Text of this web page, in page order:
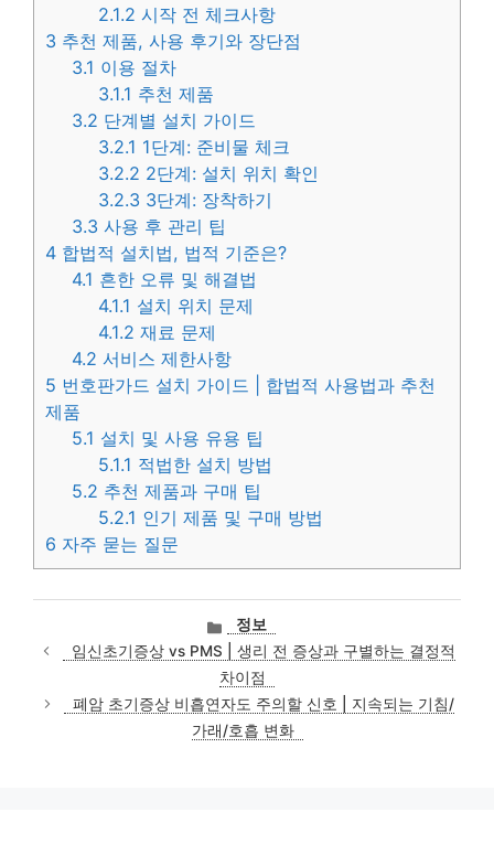
2.1.2 시작 전 체크사항
3 추천 제품, 사용 후기와 장단점
3.1 이용 절차
3.1.1 추천 제품
3.2 단계별 설치 가이드
3.2.1 1단계: 준비물 체크
3.2.2 2단계: 설치 위치 확인
3.2.3 3단계: 장착하기
3.3 사용 후 관리 팁
4 합법적 설치법, 법적 기준은?
4.1 흔한 오류 및 해결법
4.1.1 설치 위치 문제
4.1.2 재료 문제
4.2 서비스 제한사항
5 번호판가드 설치 가이드 | 합법적 사용법과 추천
제품
5.1 설치 및 사용 유용 팁
5.1.1 적법한 설치 방법
5.2 추천 제품과 구매 팁
5.2.1 인기 제품 및 구매 방법
6 자주 묻는 질문
카
테
고
리
정보
임신초기증상 vs PMS | 생리 전 증상과 구별하는 결정적
차이점
폐암 초기증상 비흡연자도 주의할 신호 | 지속되는 기침/
가래/호흡 변화